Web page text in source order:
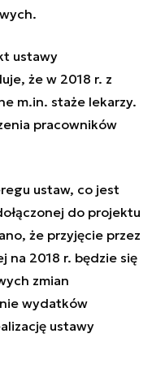
ustawy
że w 2018 r. z
m.in. staże lekarzy.
pracowników
ustaw, co jest
do projektu
że przyjęcie przez
na 2018 r. będzie się
zmian
wydatków
ustawy